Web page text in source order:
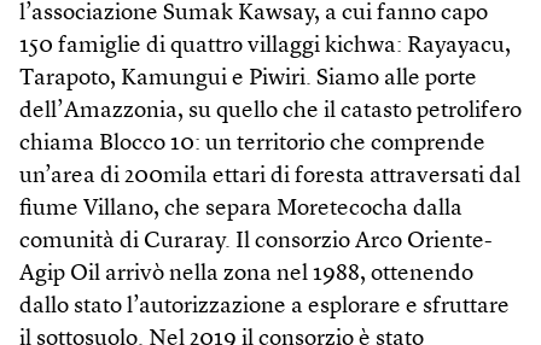
l’associazione Sumak Kawsay, a cui fanno capo
150 famiglie di quattro villaggi kichwa: Rayayacu,
Tarapoto, Kamungui e Piwiri. Siamo alle porte
dell’Amazzonia, su quello che il catasto petrolifero
chiama Blocco 10: un territorio che comprende
un’area di 200mila ettari di foresta attraversati dal
fiume Villano, che separa Moretecocha dalla
comunità di Curaray. Il consorzio Arco Oriente-
Agip Oil arrivò nella zona nel 1988, ottenendo
dallo stato l’autorizzazione a esplorare e sfruttare
il sottosuolo. Nel 2019 il consorzio è stato